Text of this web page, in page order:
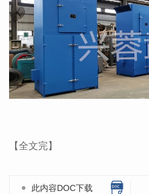
【全文完】
此内容DOC下载